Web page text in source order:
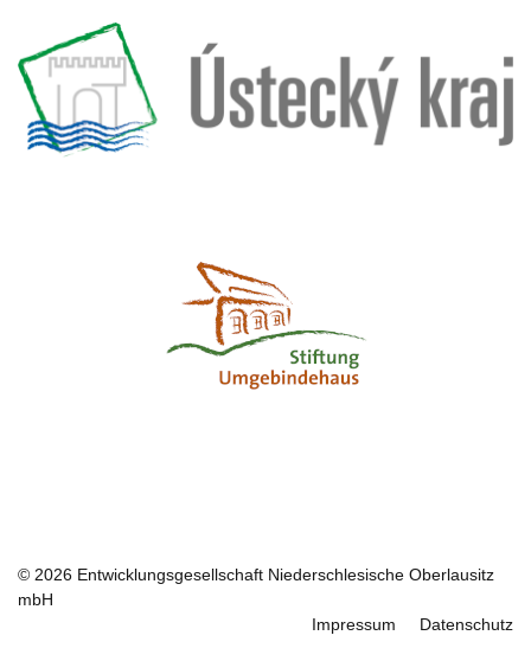
© 2026 Entwicklungsgesellschaft Niederschlesische Oberlausitz
mbH
Impressum
Datenschutz